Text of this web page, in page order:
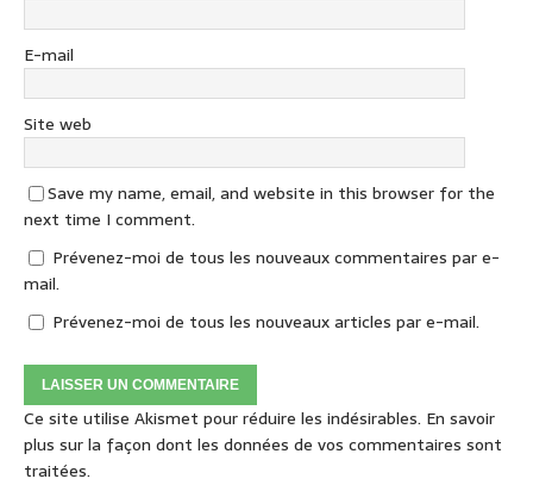
E-mail
Site web
Save my name, email, and website in this browser for the
next time I comment.
Prévenez-moi de tous les nouveaux commentaires par e-
mail.
Prévenez-moi de tous les nouveaux articles par e-mail.
Ce site utilise Akismet pour réduire les indésirables. En savoir
plus sur la façon dont les données de vos commentaires sont
traitées.